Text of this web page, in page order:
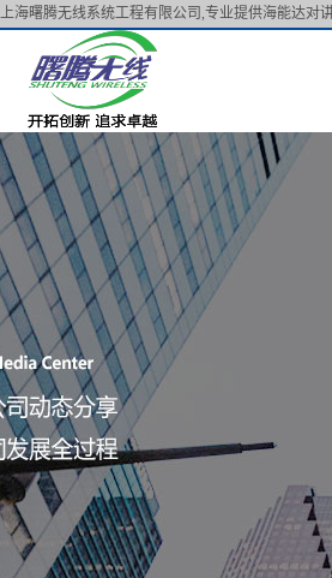
上海曙腾无线系统工程有限公司,专业提供海能达对